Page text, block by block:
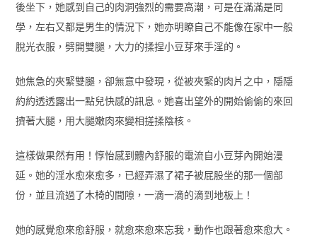
後坐下，她感到自己的肉洞強烈的需要高潮，可是在滿滿是同
學，左右又都是男生的情況下，她亦明瞭自己不能像在家中一般
脫光衣服，劈開雙腿，大力的揉捏小豆芽來手淫的。
她焦急的夾緊雙腿，卻無意中發現，從被夾緊的肉片之中，隱隱
約約透透露出一點兒快感的訊息。她喜出望外的開始偷偷的來回
擠著大腿，用大腿嫩肉來變相搓揉陰核。
這樣做果然有用！惇怡感到體內舒服的電流自小豆芽內開始漫
延。她的淫水愈來愈多，已經弄濕了裙子被屁股坐的那一個部
份，並且流過了木椅的間隙，一滴一滴的滴到地板上！
她的感覺愈來愈舒服，就愈來愈來忘我，動作也跟著愈來愈大。